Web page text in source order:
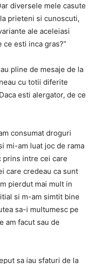
diversele mele casute
prieteni si cunoscuti,
ale aceleiasi
ce esti inca gras?”
pline de mesaje de la
cu totii diferite
esti alergator, de ce
consumat droguri
mi-am luat joc de rama
prins intre cei care
care credeau ca sunt
pierdut mai mult in
si m-am simtit bine
sa-i multumesc pe
am facut sau de
sa iau sfaturi de la